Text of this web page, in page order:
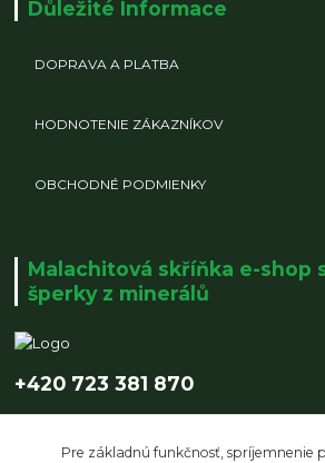
Důležité Informace
DOPRAVA A PLATBA
HODNOTENIE ZÁKAZNÍKOV
OBCHODNÉ PODMIENKY
Malachitová skříňka e-shop
šperky z minerálů
+420 723 381 870
Pre základnú funkčnosť, spríjemnenie